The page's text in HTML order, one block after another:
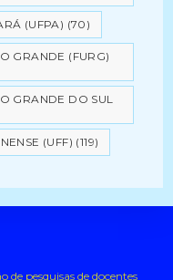
(UFPA) (70)
GRANDE (FURG)
GRANDE DO SUL
(UFF) (119)
de pesquisas de docentes